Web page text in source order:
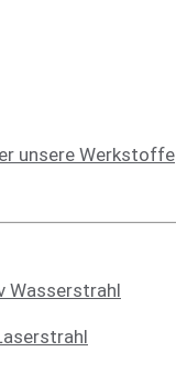
unsere Werkstoffe